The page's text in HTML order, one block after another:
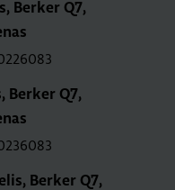
Berker Q7,
Berker Q7,
Berker Q7,